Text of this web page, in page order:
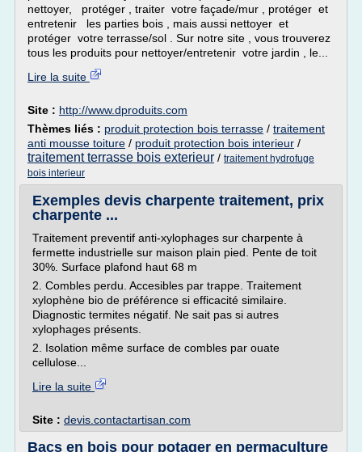
nettoyer, protéger , traiter votre façade/mur , protéger et
entretenir les parties bois , mais aussi nettoyer et
protéger votre terrasse/sol . Sur notre site , vous trouverez
tous les produits pour nettoyer/entretenir votre jardin , le...
Lire la suite
Site : http://www.dproduits.com
Thèmes liés : produit protection bois terrasse / traitement
anti mousse toiture / produit protection bois interieur /
traitement terrasse bois exterieur / traitement hydrofuge
bois interieur
Exemples devis charpente traitement, prix
charpente ...
Traitement preventif anti-xylophages sur charpente à
fermette industrielle sur maison plain pied. Pente de toit
30%. Surface plafond haut 68 m
2. Combles perdu. Accesibles par trappe. Traitement
xylophène bio de préférence si efficacité similaire.
Diagnostic termites négatif. Ne sait pas si autres
xylophages présents.
2. Isolation même surface de combles par ouate
cellulose...
Lire la suite
Site : devis.contactartisan.com
Bacs en bois pour potager en permaculture